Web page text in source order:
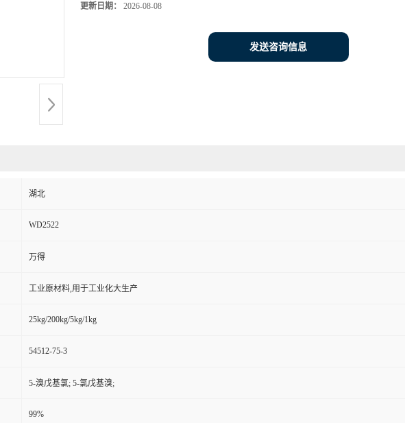
更新日期： 2026-08-08
发送咨询信息
湖北
WD2522
万得
工业原材料,用于工业化大生产
25kg/200kg/5kg/1kg
54512-75-3
5-溴戊基氯; 5-氯戊基溴;
99%